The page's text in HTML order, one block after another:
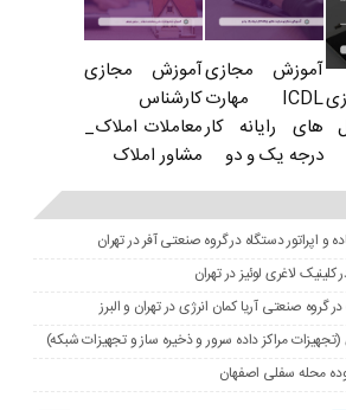
آموزش مجازی
ICDL مهارت
های رایانه کار
درجه یک و دو
آموزش مجازی
کارشناس
معاملات املاک_
مشاور املاک
و اپراتور دستگاه در گروه صنعتی آفر در تهران
صنعتی آریا کمان انرژی در تهران و البرز
مراکز داده سرور و ذخیره ساز و تجهیزات شبکه)
محله سفلی اصفهان